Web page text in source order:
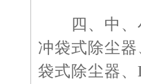
四、中、小
冲袋式除尘
袋式除尘器